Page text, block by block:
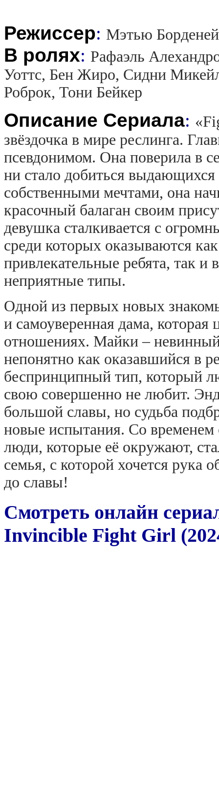
Режиссер: Мэтью
В ролях: Рафаэль
Уоттс, Бен Жиро, Сидни
Роброк, Тони Бейкер
Описание Сериала:
звёздочка в мире реслинга.
псевдонимом. Она поверила в
ни стало добиться
собственными мечтами, она
красочный балаган своим
девушка сталкивается с
среди которых оказываются
привлекательные ребята, так
неприятные типы.
Одной из первых новых
и самоуверенная дама, которая
отношениях. Майки –
непонятно как оказавшийся в
беспринципный тип, который
свою совершенно не любит.
большой славы, но судьба
новые испытания. Со временем
люди, которые её окружают,
семья, с которой хочется рука
до славы!
Смотреть онлайн
Invincible Fight Girl